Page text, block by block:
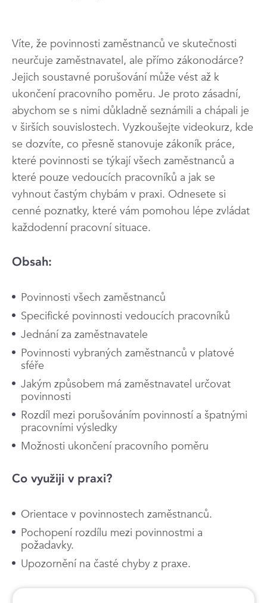
Víte, že povinnosti zaměstnanců ve skutečnosti
neurčuje zaměstnavatel, ale přímo zákonodárce?
Jejich soustavné porušování může vést až k
ukončení pracovního poměru. Je proto zásadní,
abychom se s nimi důkladně seznámili a chápali je
v širších souvislostech. Vyzkoušejte videokurz, kde
se dozvíte, co přesně stanovuje zákoník práce,
které povinnosti se týkají všech zaměstnanců a
které pouze vedoucích pracovníků a jak se
vyhnout častým chybám v praxi. Odnesete si
cenné poznatky, které vám pomohou lépe zvládat
každodenní pracovní situace.
Obsah:
Povinnosti všech zaměstnanců
Specifické povinnosti vedoucích pracovníků
Jednání za zaměstnavatele
Povinnosti vybraných zaměstnanců v platové
sféře
Jakým způsobem má zaměstnavatel určovat
povinnosti
Rozdíl mezi porušováním povinností a špatnými
pracovními výsledky
Možnosti ukončení pracovního poměru
Co využiji v praxi?
Orientace v povinnostech zaměstnanců.
Pochopení rozdílu mezi povinnostmi a
požadavky.
Upozornění na časté chyby z praxe.